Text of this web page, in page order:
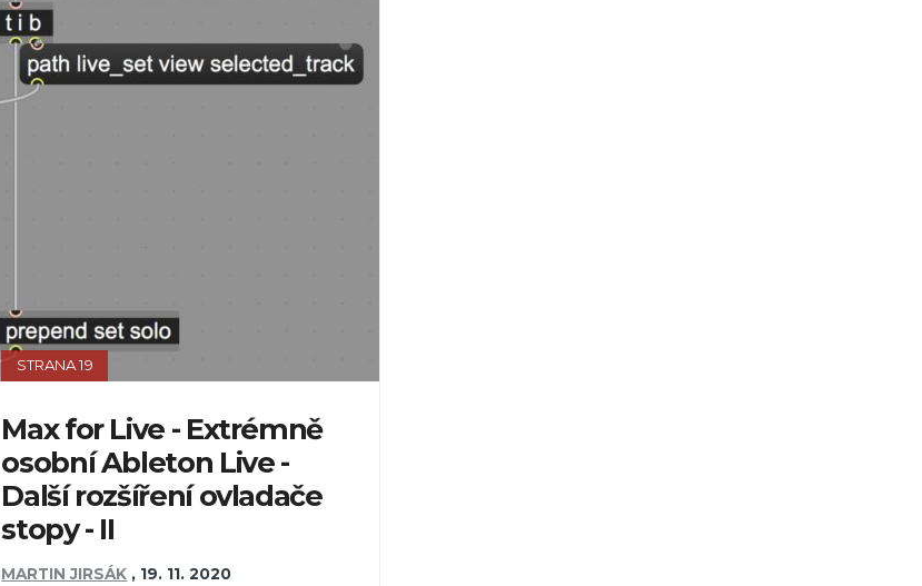
STRANA 19
Max for Live - Extrémně
osobní Ableton Live -
Další rozšíření ovladače
stopy - II
MARTIN JIRSÁK , 19. 11. 2020